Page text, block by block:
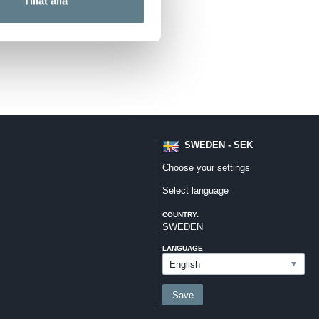
SWEDEN - SEK
Choose your settings
Select language
COUNTRY:
SWEDEN
LANGUAGE